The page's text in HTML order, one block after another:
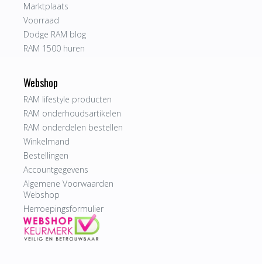
Marktplaats
Voorraad
Dodge RAM blog
RAM 1500 huren
Webshop
RAM lifestyle producten
RAM onderhoudsartikelen
RAM onderdelen bestellen
Winkelmand
Bestellingen
Accountgegevens
Algemene Voorwaarden
Webshop
Herroepingsformulier